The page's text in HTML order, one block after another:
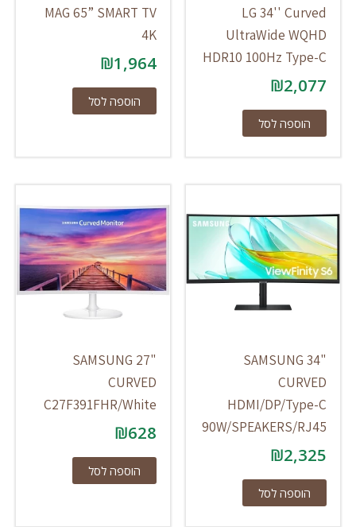
LG 34'' Curved
UltraWide WQHD
HDR10 100Hz Type-C
₪2,077
הוספה לסל
MAG 65” SMART TV
4K
₪1,964
הוספה לסל
SAMSUNG 34"
CURVED
HDMI/DP/Type-C
90W/SPEAKERS/RJ45
₪2,325
הוספה לסל
SAMSUNG 27"
CURVED
C27F391FHR/White
₪628
הוספה לסל